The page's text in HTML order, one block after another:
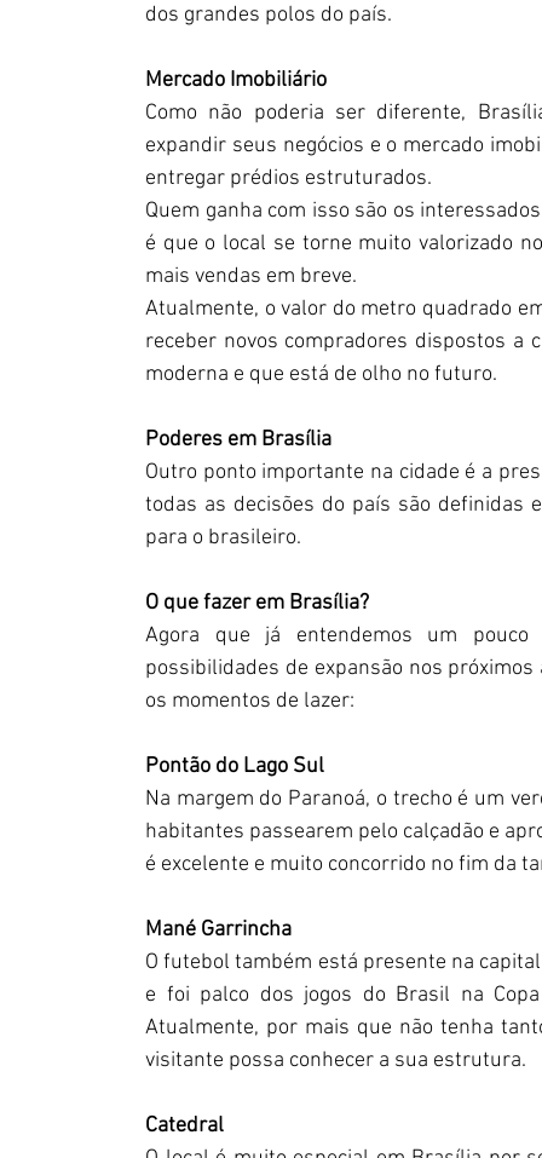
dos grandes polos do país.
Mercado Imobiliário
Como não poderia ser diferente,
expandir seus negócios e o mercado
entregar prédios estruturados.
Quem ganha com isso são os
é que o local se torne muito valorizado
mais vendas em breve.
Atualmente, o valor do metro quadrado
receber novos compradores dispostos a
moderna e que está de olho no futuro.
Poderes em Brasília
Outro ponto importante na cidade é a
todas as decisões do país são definidas
para o brasileiro.
O que fazer em Brasília?
Agora que já entendemos um
possibilidades de expansão nos
os momentos de lazer:
Pontão do Lago Sul
Na margem do Paranoá, o trecho é um
habitantes passearem pelo calçadão e
é excelente e muito concorrido no fim da
Mané Garrincha
O futebol também está presente na
e foi palco dos jogos do Brasil na
Atualmente, por mais que não tenha
visitante possa conhecer a sua estrutura.
Catedral